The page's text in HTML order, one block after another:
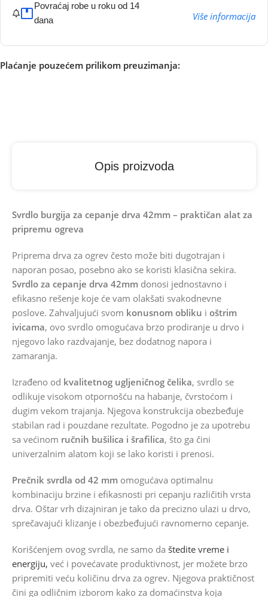
Povraćaj robe u roku od 14
dana
Više informacija
Plaćanje pouzećem prilikom preuzimanja:
Opis proizvoda
Svrdlo burgija za cepanje drva 42mm – praktičan alat za
pripremu ogreva
Priprema drva za ogrev često može biti dugotrajan i
naporan posao, posebno ako se koristi klasična sekira.
Svrdlo za cepanje drva 42mm donosi jednostavno i
efikasno rešenje koje će vam olakšati svakodnevne
poslove. Zahvaljujući svom konusnom obliku i oštrim
ivicama, ovo svrdlo omogućava brzo prodiranje u drvo i
njegovo lako razdvajanje, bez dodatnog napora i
zamaranja.
Izrađeno od kvalitetnog ugljeničnog čelika, svrdlo se
odlikuje visokom otpornošću na habanje, čvrstoćom i
dugim vekom trajanja. Njegova konstrukcija obezbeđuje
stabilan rad i pouzdane rezultate. Pogodno je za upotrebu
sa većinom ručnih bušilica i šrafilica, što ga čini
univerzalnim alatom koji se lako koristi i prenosi.
Prečnik svrdla od 42 mm omogućava optimalnu
kombinaciju brzine i efikasnosti pri cepanju različitih vrsta
drva. Oštar vrh dizajniran je tako da precizno ulazi u drvo,
sprečavajući klizanje i obezbeđujući ravnomerno cepanje.
Korišćenjem ovog svrdla, ne samo da štedite vreme i
energiju, već i povećavate produktivnost, jer možete brzo
pripremiti veću količinu drva za ogrev. Njegova praktičnost
čini ga odličnim izborom kako za domaćinstva koja